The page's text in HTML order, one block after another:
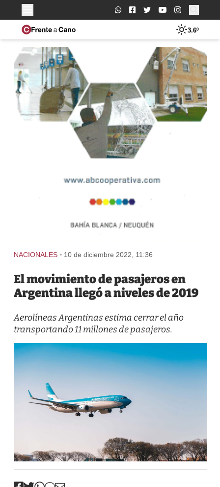
Buscar:
3.6º
NACIONALES - 10 de diciembre 2022, 11:36
El movimiento de pasajeros en
Argentina llegó a niveles de 2019
Aerolíneas Argentinas estima cerrar el año
transportando 11 millones de pasajeros.